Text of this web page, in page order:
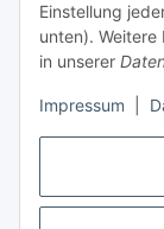
Einstellung
unten). Weitere
in unserer
Impressum